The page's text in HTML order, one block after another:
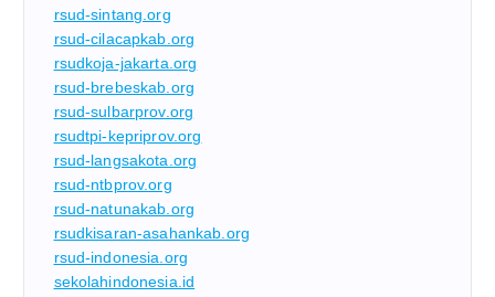
rsud-sintang.org
rsud-cilacapkab.org
rsudkoja-jakarta.org
rsud-brebeskab.org
rsud-sulbarprov.org
rsudtpi-kepriprov.org
rsud-langsakota.org
rsud-ntbprov.org
rsud-natunakab.org
rsudkisaran-asahankab.org
rsud-indonesia.org
sekolahindonesia.id